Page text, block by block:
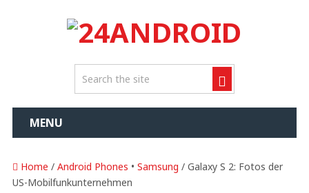
MENU
Home / Android Phones • Samsung / Galaxy S 2: Fotos der
US-Mobilfunkunternehmen